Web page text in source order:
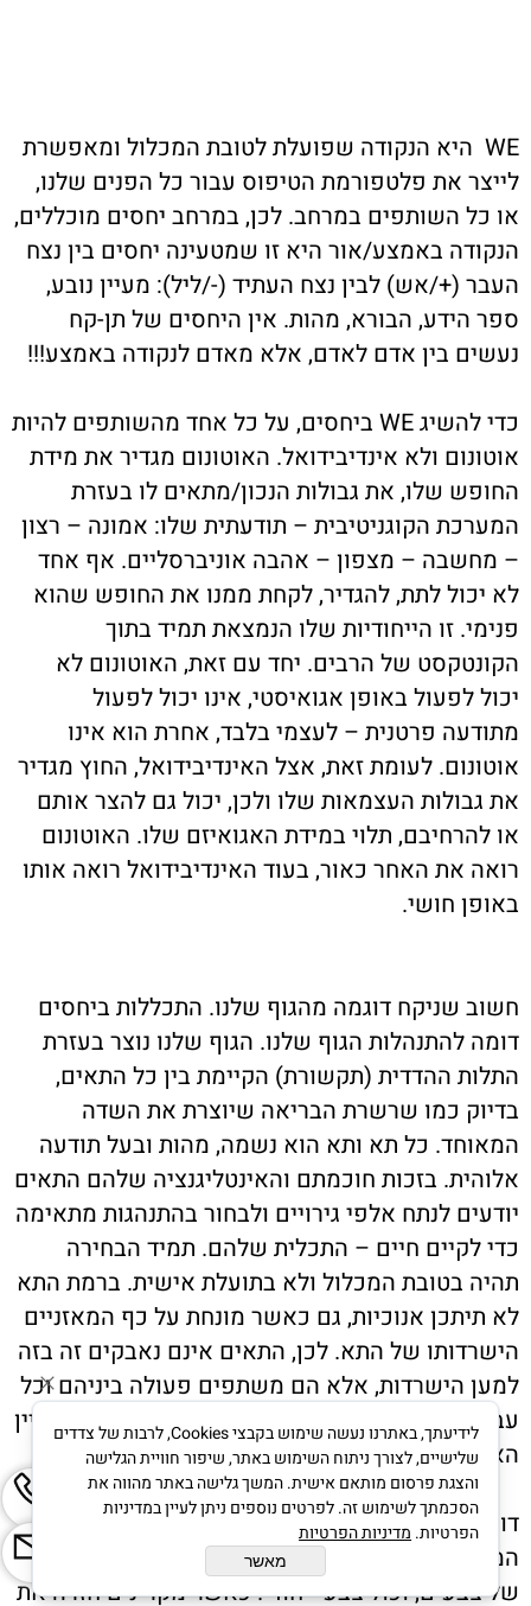
WE היא הנקודה שפועלת לטובת המכלול ומאפשרת
לייצר את פלטפורמת הטיפוס עבור כל הפנים שלנו,
או כל השותפים במרחב. לכן, במרחב יחסים מוכללים,
הנקודה באמצע/אור היא זו שמטעינה יחסים בין נצח
העבר (+/אש) לבין נצח העתיד (-/ליל): מעיין נובע,
ספר הידע, הבורא, מהות. אין היחסים של תן-קח
נעשים בין אדם לאדם, אלא מאדם לנקודה באמצע!!!
כדי להשיג WE ביחסים, על כל אחד מהשותפים להיות
אוטונום ולא אינדיבידואל. האוטונום מגדיר את מידת
החופש שלו, את גבולות הנכון/מתאים לו בעזרת
המערכת הקוגניטיבית – תודעתית שלו: אמונה – רצון
– מחשבה – מצפון – אהבה אוניברסליים. אף אחד
לא יכול לתת, להגדיר, לקחת ממנו את החופש שהוא
פנימי. זו הייחודיות שלו הנמצאת תמיד בתוך
הקונטקסט של הרבים. יחד עם זאת, האוטונום לא
יכול לפעול באופן אגואיסטי, אינו יכול לפעול
מתודעה פרטנית – לעצמי בלבד, אחרת הוא אינו
אוטונום. לעומת זאת, אצל האינדיבידואל, החוץ מגדיר
את גבולות העצמאות שלו ולכן, יכול גם להצר אותם
או להרחיבם, תלוי במידת האגואיזם שלו. האוטונום
רואה את האחר כאור, בעוד האינדיבידואל רואה אותו
באופן חושי.
חשוב שניקח דוגמה מהגוף שלנו. התכללות ביחסים
דומה להתנהלות הגוף שלנו. הגוף שלנו נוצר בעזרת
התלות ההדדית (תקשורת) הקיימת בין כל התאים,
בדיוק כמו שרשרת הבריאה שיוצרת את השדה
המאוחד. כל תא ותא הוא נשמה, מהות ובעל תודעה
אלוהית. בזכות חוכמתם והאינטליגנציה שלהם התאים
יודעים לנתח אלפי גירויים ולבחור בהתנהגות מתאימה
כדי לקיים חיים – התכלית שלהם. תמיד הבחירה
תהיה בטובת המכלול ולא בתועלת אישית. ברמת התא
לא תיתכן אנוכיות, גם כאשר מונחת על כף המאזניים
הישרדותו של התא. לכן, התאים אינם נאבקים זה בזה
למען הישרדות, אלא הם משתפים פעולה ביניהם וכל
עבודתם נעשית בתיאום. לו יכולנו לשמור על המאפיין
האלטרואיסטי של התאים, כולנו היינו בריאים.
דומה הדבר לאלומת אור לבן שעוברת דרך מנסרה.
המבנה הקריסטלי של המנסרה שובר את האור לקשת
של צבעים, וכול צבע ייחודי. כאשר מקרינים חזרה את
לידיעתך, באתרנו נעשה שימוש בקבצי Cookies, לרבות של צדדים
שלישיים, לצורך ניתוח השימוש באתר, שיפור חוויית הגלישה
והצגת פרסום מותאם אישית. המשך גלישה באתר מהווה את
הסכמתך לשימוש זה. לפרטים נוספים ניתן לעיין במדיניות
הפרטיות. מדיניות הפרטיות
מאשר